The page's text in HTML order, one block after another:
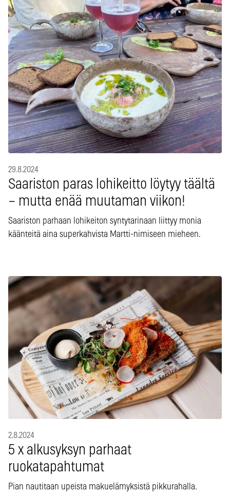
29.8.2024
Saariston paras lohikeitto löytyy täältä
– mutta enää muutaman viikon!
Saariston parhaan lohikeiton syntytarinaan liittyy monia
käänteitä aina superkahvista Martti-nimiseen mieheen.
2.8.2024
5 x alkusyksyn parhaat
ruokatapahtumat
Pian nautitaan upeista makuelämyksistä pikkurahalla.